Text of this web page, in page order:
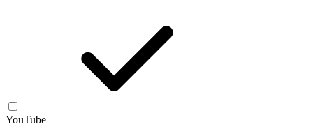
YouTube